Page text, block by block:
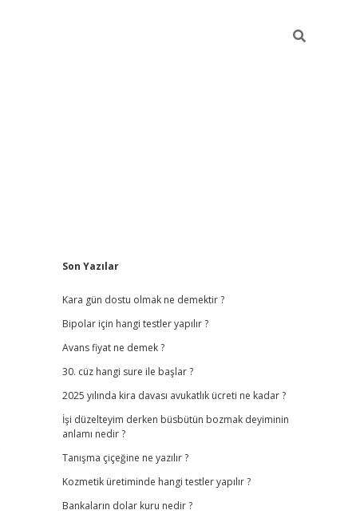
Sidebar
Son Yazılar
Kara gün dostu olmak ne demektir ?
Bipolar için hangi testler yapılır ?
Avans fiyat ne demek ?
30. cüz hangi sure ile başlar ?
2025 yılında kira davası avukatlık ücreti ne kadar ?
İşi düzelteyim derken büsbütün bozmak deyiminin
anlamı nedir ?
Tanışma çiçeğine ne yazılır ?
Kozmetik üretiminde hangi testler yapılır ?
Bankaların dolar kuru nedir ?